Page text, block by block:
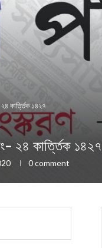
কার্ত্তিক ১৪২৭
২৪ কার্ত্তিক ১৪২৭
0 comment